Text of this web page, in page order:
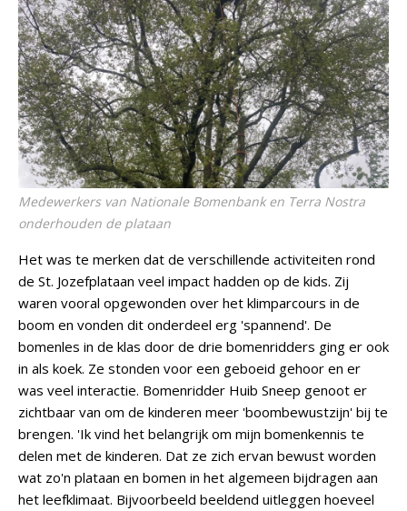
Medewerkers van Nationale Bomenbank en Terra Nostra
onderhouden de plataan
Het was te merken dat de verschillende activiteiten rond
de St. Jozefplataan veel impact hadden op de kids. Zij
waren vooral opgewonden over het klimparcours in de
boom en vonden dit onderdeel erg 'spannend'. De
bomenles in de klas door de drie bomenridders ging er ook
in als koek. Ze stonden voor een geboeid gehoor en er
was veel interactie. Bomenridder Huib Sneep genoot er
zichtbaar van om de kinderen meer 'boombewustzijn' bij te
brengen. 'Ik vind het belangrijk om mijn bomenkennis te
delen met de kinderen. Dat ze zich ervan bewust worden
wat zo'n plataan en bomen in het algemeen bijdragen aan
het leefklimaat. Bijvoorbeeld beeldend uitleggen hoeveel